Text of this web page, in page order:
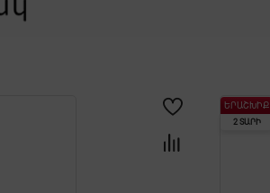
ԵՐԱՇԽԻՔ
2 ՏԱՐԻ